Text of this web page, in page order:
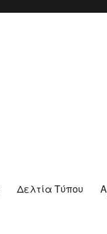
Δελτία Τύπου